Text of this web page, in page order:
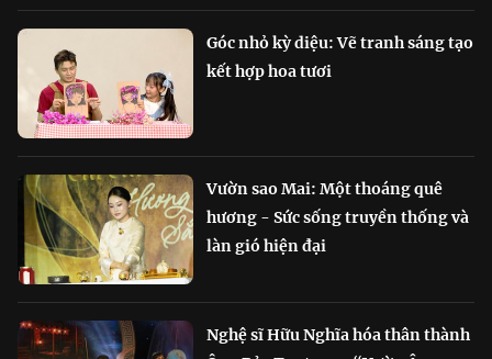
Góc nhỏ kỳ diệu: Vẽ tranh sáng tạo
kết hợp hoa tươi
Vườn sao Mai: Một thoáng quê
hương - Sức sống truyền thống và
làn gió hiện đại
Nghệ sĩ Hữu Nghĩa hóa thân thành